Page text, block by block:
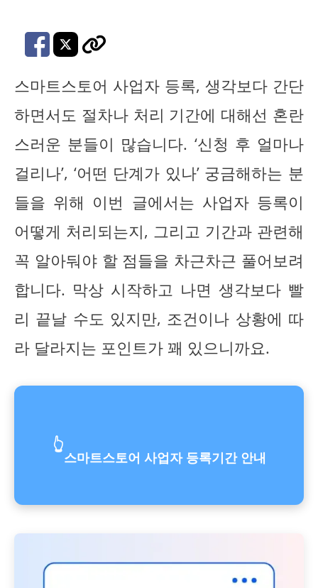
스마트스토어 사업자 등록, 생각보다 간단
하면서도 절차나 처리 기간에 대해선 혼란
스러운 분들이 많습니다. ‘신청 후 얼마나
걸리나’, ‘어떤 단계가 있나’ 궁금해하는 분
들을 위해 이번 글에서는 사업자 등록이
어떻게 처리되는지, 그리고 기간과 관련해
꼭 알아둬야 할 점들을 차근차근 풀어보려
합니다. 막상 시작하고 나면 생각보다 빨
리 끝날 수도 있지만, 조건이나 상황에 따
라 달라지는 포인트가 꽤 있으니까요.
👆
스마트스토어 사업자 등록기간 안내